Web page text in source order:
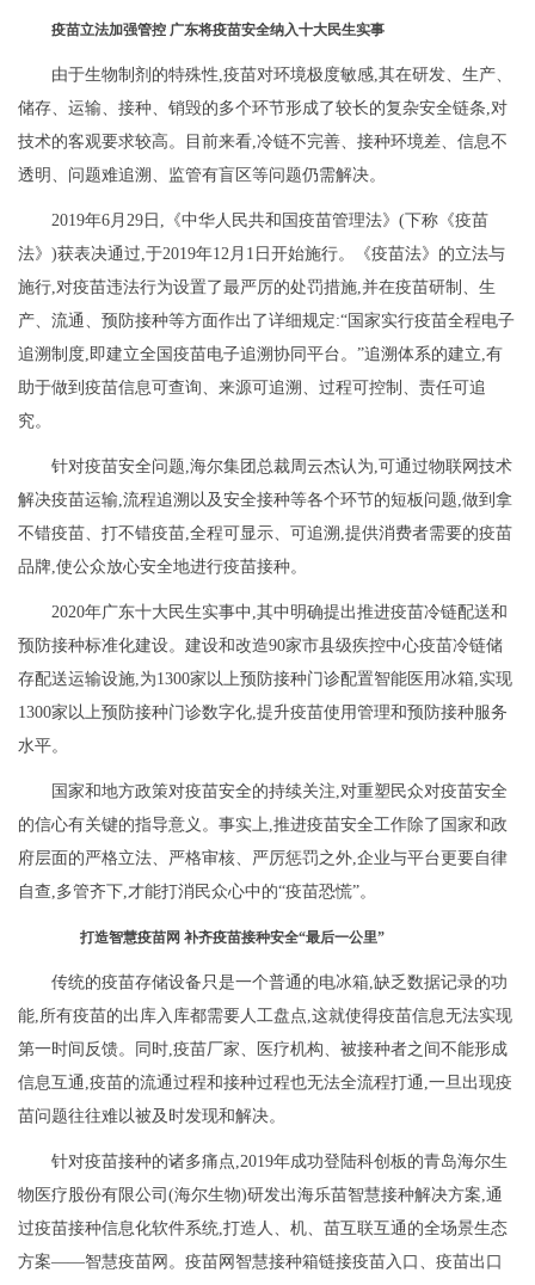
疫苗立法加强管控 广东将疫苗安全纳入十大民生实事
由于生物制剂的特殊性,疫苗对环境极度敏感,其在研发、生产、
储存、运输、接种、销毁的多个环节形成了较长的复杂安全链条,对
技术的客观要求较高。目前来看,冷链不完善、接种环境差、信息不
透明、问题难追溯、监管有盲区等问题仍需解决。
2019年6月29日,《中华人民共和国疫苗管理法》(下称《疫苗
法》)获表决通过,于2019年12月1日开始施行。《疫苗法》的立法与
施行,对疫苗违法行为设置了最严厉的处罚措施,并在疫苗研制、生
产、流通、预防接种等方面作出了详细规定:“国家实行疫苗全程电子
追溯制度,即建立全国疫苗电子追溯协同平台。”追溯体系的建立,有
助于做到疫苗信息可查询、来源可追溯、过程可控制、责任可追
究。
针对疫苗安全问题,海尔集团总裁周云杰认为,可通过物联网技术
解决疫苗运输,流程追溯以及安全接种等各个环节的短板问题,做到拿
不错疫苗、打不错疫苗,全程可显示、可追溯,提供消费者需要的疫苗
品牌,使公众放心安全地进行疫苗接种。
2020年广东十大民生实事中,其中明确提出推进疫苗冷链配送和
预防接种标准化建设。建设和改造90家市县级疾控中心疫苗冷链储
存配送运输设施,为1300家以上预防接种门诊配置智能医用冰箱,实现
1300家以上预防接种门诊数字化,提升疫苗使用管理和预防接种服务
水平。
国家和地方政策对疫苗安全的持续关注,对重塑民众对疫苗安全
的信心有关键的指导意义。事实上,推进疫苗安全工作除了国家和政
府层面的严格立法、严格审核、严厉惩罚之外,企业与平台更要自律
自查,多管齐下,才能打消民众心中的“疫苗恐慌”。
打造智慧疫苗网 补齐疫苗接种安全“最后一公里”
传统的疫苗存储设备只是一个普通的电冰箱,缺乏数据记录的功
能,所有疫苗的出库入库都需要人工盘点,这就使得疫苗信息无法实现
第一时间反馈。同时,疫苗厂家、医疗机构、被接种者之间不能形成
信息互通,疫苗的流通过程和接种过程也无法全流程打通,一旦出现疫
苗问题往往难以被及时发现和解决。
针对疫苗接种的诸多痛点,2019年成功登陆科创板的青岛海尔生
物医疗股份有限公司(海尔生物)研发出海乐苗智慧接种解决方案,通
过疫苗接种信息化软件系统,打造人、机、苗互联互通的全场景生态
方案——智慧疫苗网。疫苗网智慧接种箱链接疫苗入口、疫苗出口